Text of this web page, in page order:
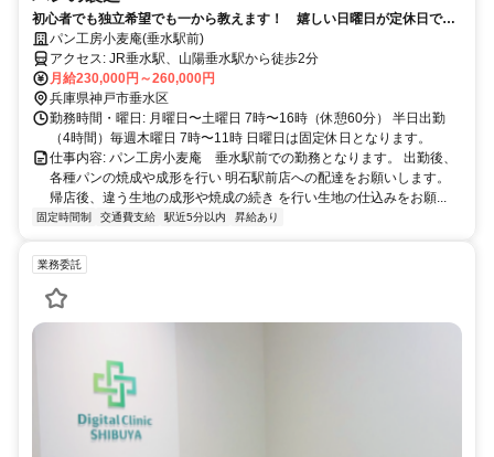
初心者でも独立希望でも一から教えます！ 嬉しい日曜日が定休日で
す！パン工房小麦庵(垂水駅前)
アクセス: JR垂水駅、山陽垂水駅から徒歩2分
月給230,000円～260,000円
兵庫県神戸市垂水区
勤務時間・曜日: 月曜日〜土曜日 7時〜16時（休憩60分） 半日出勤
（4時間）毎週木曜日 7時〜11時 日曜日は固定休日となります。
仕事内容: パン工房小麦庵 垂水駅前での勤務となります。 出勤後、
各種パンの焼成や成形を行い 明石駅前店への配達をお願いします。
帰店後、違う生地の成形や焼成の続き を行い生地の仕込みをお願...
固定時間制 交通費支給 駅近5分以内 昇給あり
業務委託